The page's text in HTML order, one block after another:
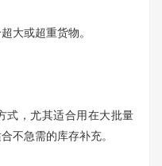
或超重货物。
，尤其适合用在大批量
不急需的库存补充。